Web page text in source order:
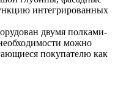
интегрированных
двумя полками-
можно
покупателю как